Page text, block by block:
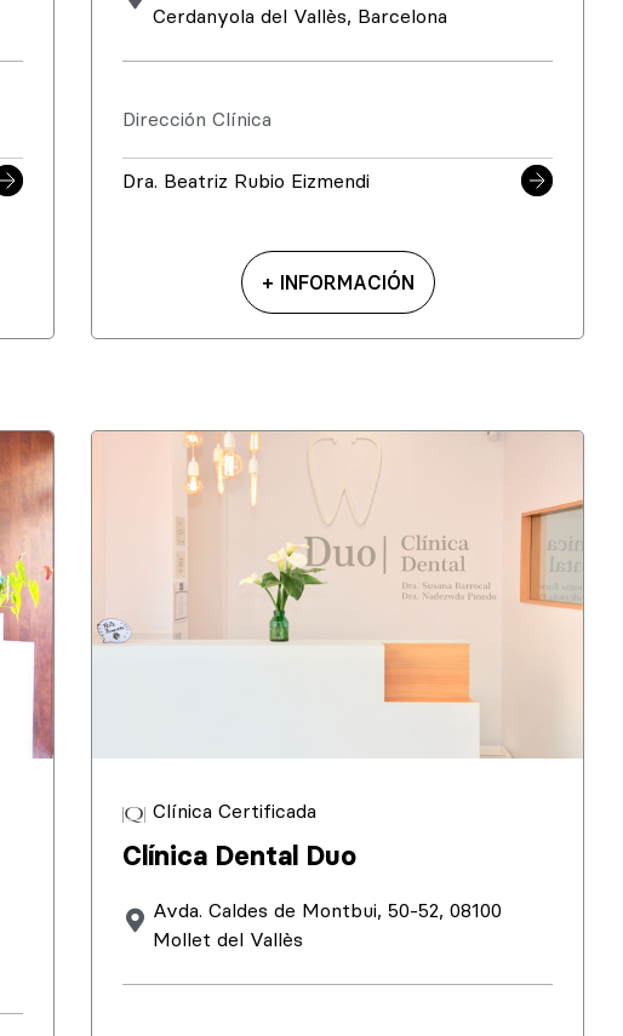
Cerdanyola del Vallès, Barcelona
Dirección Clínica
Dra. Beatriz Rubio Eizmendi
+ INFORMACIÓN
Clínica Certificada
Clínica Dental Duo
Avda. Caldes de Montbui, 50-52, 08100
Mollet del Vallès